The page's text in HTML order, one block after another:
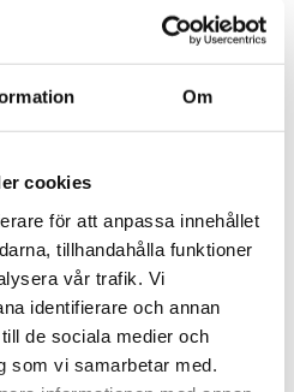
Om
cookies
för att anpassa innehållet
tillhandahålla funktioner
vår trafik. Vi
identifierare och annan
de sociala medier och
som vi samarbetar med.
BRP Systems förvärvar
Astrofarm AS